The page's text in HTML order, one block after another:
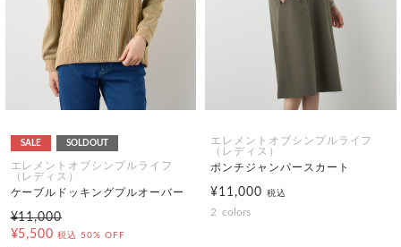
SALE SOLDOUT
エレメントオブシンプルライフ
（レディス）
ケーブルドッキングプルオーバー
¥11,000
¥5,500 税込 50% OFF
エレメントオブシンプルライフ
（レディス）
ポンチジャンパースカート
¥11,000 税込
2 colors